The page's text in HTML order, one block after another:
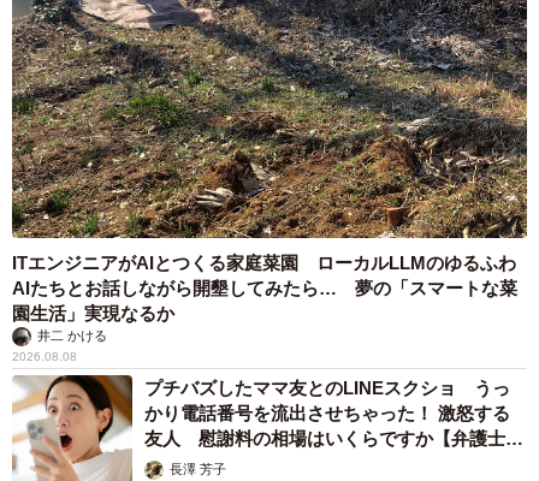
ITエンジニアがAIとつくる家庭菜園 ローカルLLMのゆるふわ
AIたちとお話しながら開墾してみたら… 夢の「スマートな菜
園生活」実現なるか
井二 かける
2026.08.08
プチバズしたママ友とのLINEスクショ うっ
かり電話番号を流出させちゃった！ 激怒する
友人 慰謝料の相場はいくらですか【弁護士が
解説】長澤 芳子